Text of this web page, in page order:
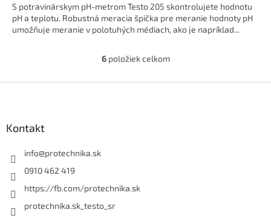
S potravinárskym pH-metrom Testo 205 skontrolujete hodnotu
pH a teplotu. Robustná meracia špička pre meranie hodnoty pH
umožňuje meranie v polotuhých médiach, ako je napríklad...
O
l
v
6položiek celkom
Kontakt
info@protechnika.sk
0910 462 419
https://fb.com/protechnika.sk
protechnika.sk_testo_sr